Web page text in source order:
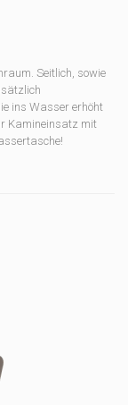
Seitlich, sowie
ins Wasser erhöht
Kamineinsatz mit